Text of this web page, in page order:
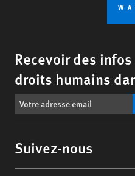
Recevoir des
droits humains
Suivez-nous